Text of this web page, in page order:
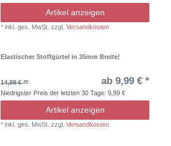
Artikel anzeigen
*inkl. ges. MwSt. zzgl.Versandkosten
Elastischer Stoffgürtel in 35mm Breite!
14,99 € ** ab 9,99 € *
Niedrigster Preis der letzten 30 Tage:9,99 €
Artikel anzeigen
*inkl. ges. MwSt. zzgl.Versandkosten